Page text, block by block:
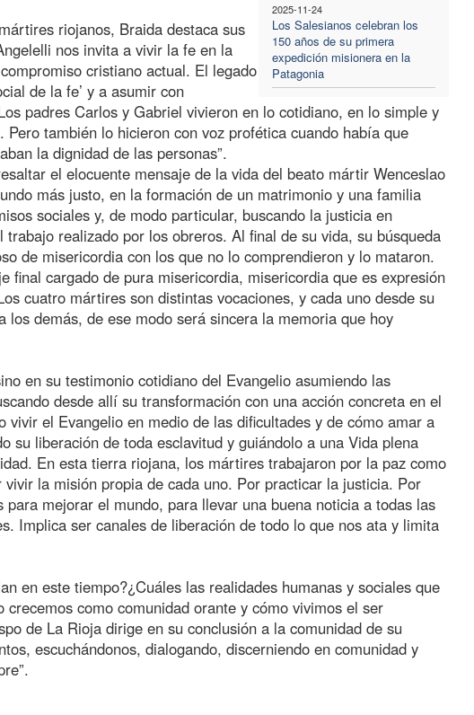
2025-11-24
Los Salesianos celebran los
150 años de su primera
expedición misionera en la
Patagonia
riojanos, Braida destaca sus
nos invita a vivir la fe en la
cristiano actual. El legado
de la fe’ y a asumir con
padres Carlos y Gabriel vivieron en lo cotidiano, en lo simple y
también lo hicieron con voz profética cuando había que
la dignidad de las personas”.
el elocuente mensaje de la vida del beato mártir Wenceslao
más justo, en la formación de un matrimonio y una familia
sociales y, de modo particular, buscando la justicia en
realizado por los obreros. Al final de su vida, su búsqueda
de misericordia con los que no lo comprendieron y lo mataron.
final cargado de pura misericordia, misericordia que es expresión
cuatro mártires son distintas vocaciones, y cada uno desde su
demás, de ese modo será sincera la memoria que hoy
en su testimonio cotidiano del Evangelio asumiendo las
desde allí su transformación con una acción concreta en el
el Evangelio en medio de las dificultades y de cómo amar a
su liberación de toda esclavitud y guiándolo a una Vida plena
En esta tierra riojana, los mártires trabajaron por la paz como
la misión propia de cada uno. Por practicar la justicia. Por
mejorar el mundo, para llevar una buena noticia a todas las
Implica ser canales de liberación de todo lo que nos ata y limita
en este tiempo?¿Cuáles las realidades humanas y sociales que
como comunidad orante y cómo vivimos el ser
de La Rioja dirige en su conclusión a la comunidad de su
escuchándonos, dialogando, discerniendo en comunidad y